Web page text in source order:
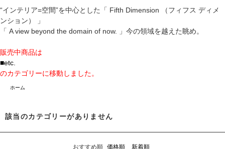
“インテリア=空間”を中心とした「 Fifth Dimension （フィフス ディメ
ンション） 」
「 A view beyond the domain of now. 」今の領域を越えた眺め。
販売中商品は
■etc.
のカテゴリーに移動しました。
ホーム
該当のカテゴリーがありません
おすすめ順 価格順 新着順